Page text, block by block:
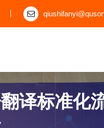
译标准化